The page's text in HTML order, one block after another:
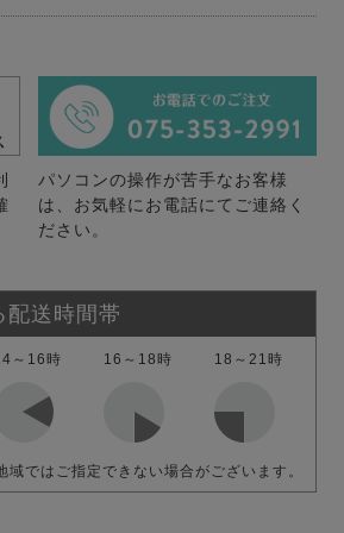
パソコンの操作が苦手なお客様
は、お気軽にお電話にてご連絡く
ださい。
配送時間帯
～16時 16～18時 18～21時
域ではご指定できない場合がございます。